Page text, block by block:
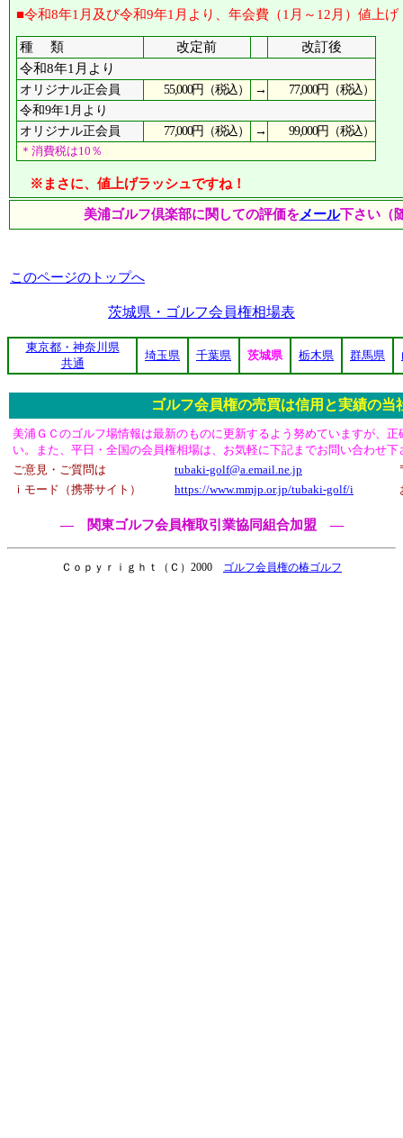
■令和8年1月及び令和9年1月より、年会費（1月～12月）値上げ
種 類 改定前
改訂後
令和8年1月より
オリジナル正会員 55,000円（税込） → 77,000円（税込）
令和9年1月より
オリジナル正会員
77,000円（税込） → 99,000円（税込）
＊消費税は10％
※まさに、値上げラッシュですね！
美浦ゴルフ倶楽部に関しての評価をメール下さい（
このページのトップへ
茨城県・ゴルフ会員権相場表
東京都・神奈川県
共通
埼玉県 千葉県 茨城県 栃木県 群馬県
ゴルフ会員権の売買は信用と実績の当
美浦ＧＣのゴルフ場情報は最新のものに更新するよう努めていますが、
い。また、平日・全国の会員権相場は、お気軽に下記までお問い合わせ下
ご意見・ご質問は
tubaki-golf@a.email.ne.jp
ｉモード（携帯サイト）
https://www.mmjp.or.jp/tubaki-golf/i
― 関東ゴルフ会員権取引業協同組合加盟 ―
Ｃｏｐｙｒｉｇｈｔ（Ｃ）2000 ゴルフ会員権の椿ゴルフ